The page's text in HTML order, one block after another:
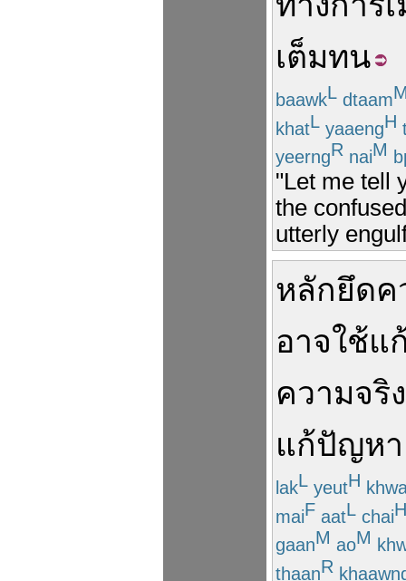
เต็มทน
baawkL dtaam
khatL yaaengH
yeerngR naiM
"Let me tell
the
utterly
หลักยึดค
อาจใช้แ
ความจริง
แก้ปัญหา
lakL yeutH
maiF aatL chaiH
gaanM aoM
thaanR